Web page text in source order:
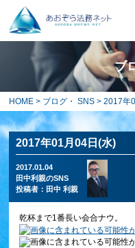
ブ
HOME > ブログ・ SNS > 2017年
2017年01月04日(水)
2017.01.04
田中利親のSNS
投稿者： 田中 利親
乾杯まで1番長い会合ナウ。